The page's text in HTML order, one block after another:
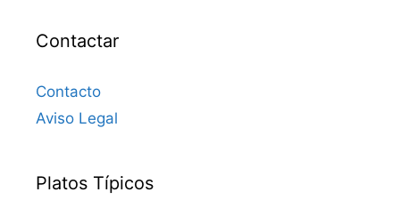
Contactar
Contacto
Aviso Legal
Platos Típicos